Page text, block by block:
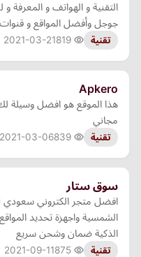
التقنية و الهواتف و المعرفة
جوجل وأفضل المواقع و قنوات
تقنية 2021-03-21
Apkero
هذا الموقع هو افضل وسيلة
مجاني
تقنية 2021-03-06
سوق ستار
افضل متجر الكتروني سعودي
الشمسية واجهزة تحديد المواقع
الذكية ضمان وشحن سريع
تقنية 2021-09-11